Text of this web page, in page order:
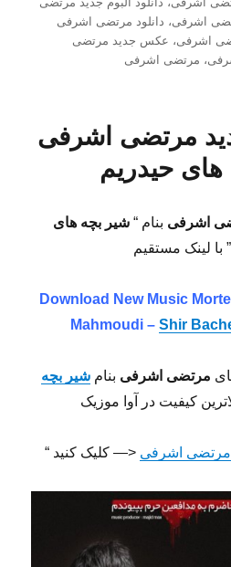
اشرفی، دانلود مرتضی اشرفی
اشرفی، عکس جدید مرتضی
، مرتضی اشرفی
مرتضی اشرفی
های حیدریم
اشرفی بنام “ شیر بچه های
” با لینک مستقیم
Download New Music
Mahmoudi – Shir
مرتضی اشرفی بنام شیر بچه
کیفیت در آوا موزیک
مرتضی اشرفی <— کلیک کنید “